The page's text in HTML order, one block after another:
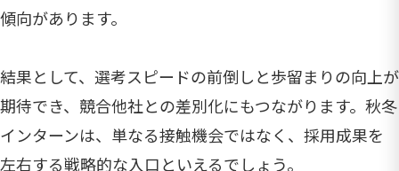
傾向があります。
結果として、選考スピードの前倒しと歩留まりの向上が
期待でき、競合他社との差別化にもつながります。秋冬
インターンは、単なる接触機会ではなく、採用成果を
左右する戦略的な入口といえるでしょう。